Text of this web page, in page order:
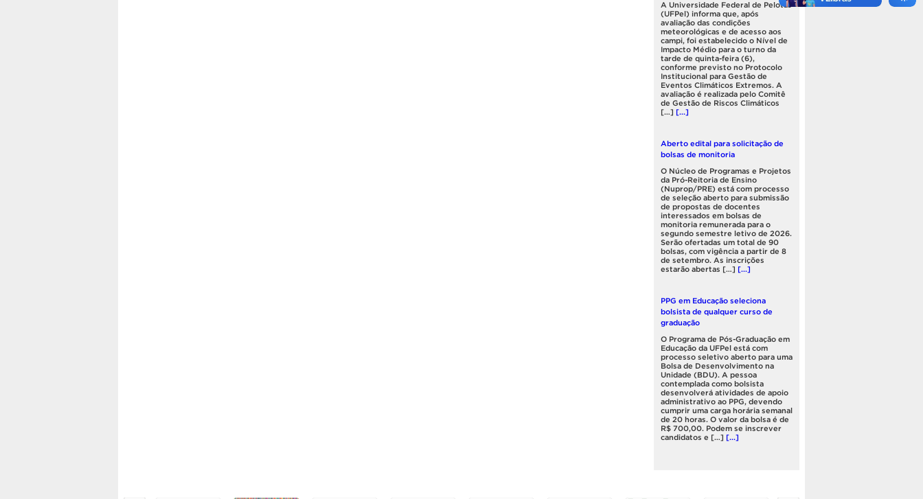
A Universidade Federal de Pelotas
(UFPel) informa que, após
avaliação das condições
meteorológicas e de acesso aos
campi, foi estabelecido o Nível de
Impacto Médio para o turno da
tarde de quinta-feira (6),
conforme previsto no Protocolo
Institucional para Gestão de
Eventos Climáticos Extremos. A
avaliação é realizada pelo Comitê
de Gestão de Riscos Climáticos
[…] [...]
Aberto edital para solicitação de
bolsas de monitoria
O Núcleo de Programas e Projetos
da Pró-Reitoria de Ensino
(Nuprop/PRE) está com processo
de seleção aberto para submissão
de propostas de docentes
interessados em bolsas de
monitoria remunerada para o
segundo semestre letivo de 2026.
Serão ofertadas um total de 90
bolsas, com vigência a partir de 8
de setembro. As inscrições
estarão abertas […] [...]
PPG em Educação seleciona
bolsista de qualquer curso de
graduação
O Programa de Pós-Graduação em
Educação da UFPel está com
processo seletivo aberto para uma
Bolsa de Desenvolvimento na
Unidade (BDU). A pessoa
contemplada como bolsista
desenvolverá atividades de apoio
administrativo ao PPG, devendo
cumprir uma carga horária semanal
de 20 horas. O valor da bolsa é de
R$ 700,00. Podem se inscrever
candidatos e […] [...]